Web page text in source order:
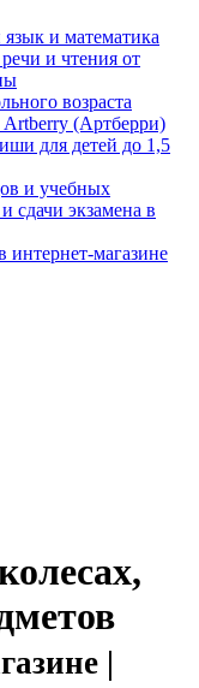
и математика
и чтения от
возраста
(Артберри)
для детей до 1,5
и учебных
сдачи экзамена в
магазине
|